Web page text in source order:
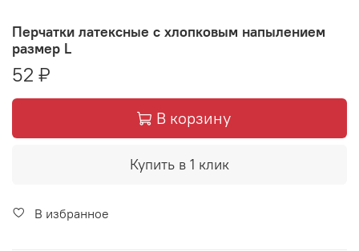
Перчатки латексные с хлопковым напылением
размер L
52 ₽
В корзину
Купить в 1 клик
В избранное